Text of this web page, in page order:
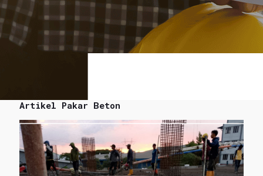
Artikel Pakar Beton